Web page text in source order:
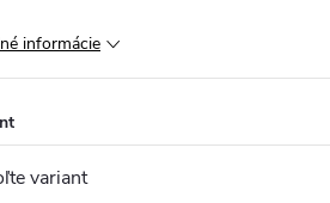
informácie